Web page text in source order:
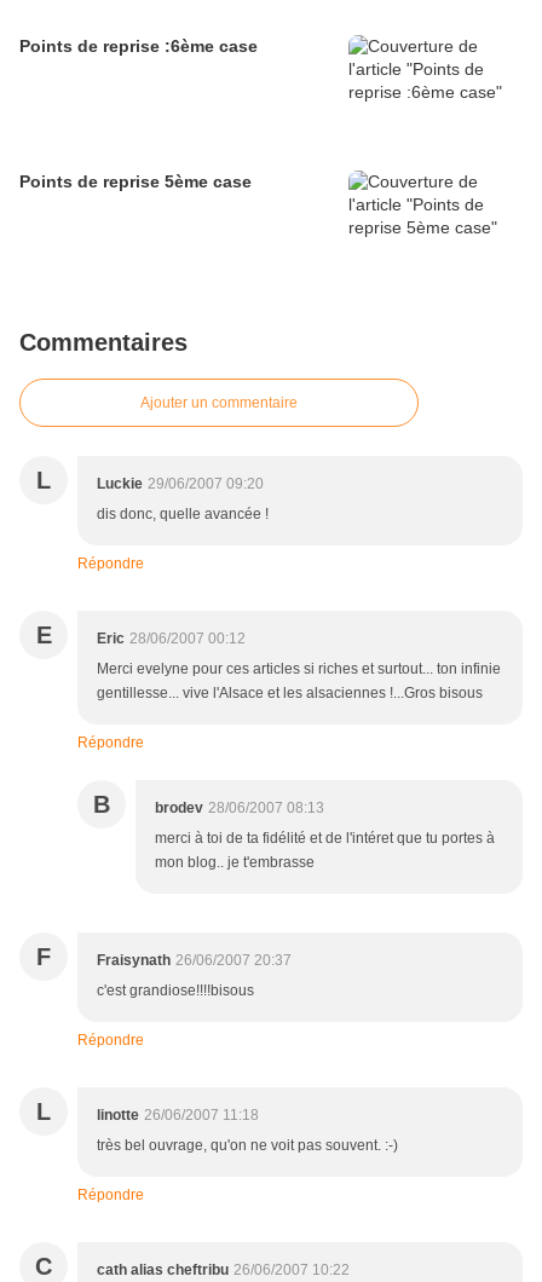
Points de reprise :6ème case
Points de reprise 5ème case
Commentaires
Ajouter un commentaire
L Luckie 29/06/2007 09:20
dis donc, quelle avancée !
Répondre
E Eric 28/06/2007 00:12
Merci evelyne pour ces articles si riches et surtout... ton infinie
gentillesse... vive l'Alsace et les alsaciennes !...Gros bisous
Répondre
B brodev 28/06/2007 08:13
merci à toi de ta fidélité et de l'intéret que tu portes à
mon blog.. je t'embrasse
F Fraisynath 26/06/2007 20:37
c'est grandiose!!!!bisous
Répondre
L linotte 26/06/2007 11:18
très bel ouvrage, qu'on ne voit pas souvent. :-)
Répondre
C cath alias cheftribu 26/06/2007 10:22